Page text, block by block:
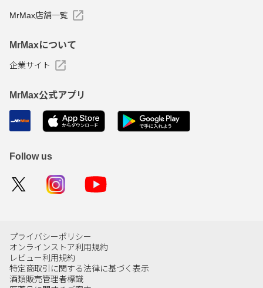
MrMax店舗一覧
MrMaxについて
企業サイト
MrMax公式アプリ
Follow us
プライバシーポリシー
オンラインストア利用規約
レビュー利用規約
特定商取引に関する法律に基づく表示
酒類販売管理者標識